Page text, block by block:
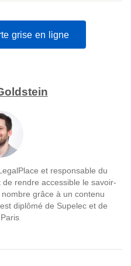
grise en ligne
et responsable du
de rendre accessible le savoir-
grâce à un contenu
diplômé de Supelec et de